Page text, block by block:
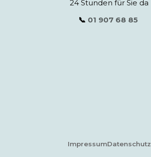
24 Stunden für Sie da
📞 01 907 68 85
ImpressumDatenschutz